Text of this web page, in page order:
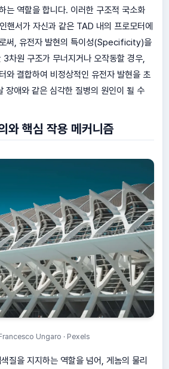
는 역할을 합니다. 이러한 구조적 국소화
서가 자신과 같은 TAD 내의 프로모터에
써, 유전자 발현의 특이성(Specificity)을
3차원 구조가 무너지거나 오작동할 경우,
와 결합하여 비정상적인 유전자 발현을 초
장애와 같은 심각한 질병의 원인이 될 수
와 핵심 작용 메커니즘
Ungaro · Pexels
질을 지지하는 역할을 넘어, 게놈의 물리